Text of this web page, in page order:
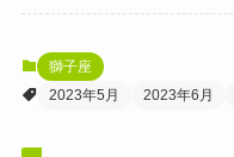
獅子座
2023年5月
2023年6月